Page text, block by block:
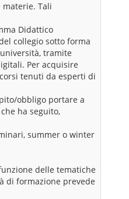
Tali
Didattico
collegio sotto forma
tramite
Per acquisire
tenuti da esperti di
obbligo portare a
ha seguito,
summer o winter
delle tematiche
di formazione prevede